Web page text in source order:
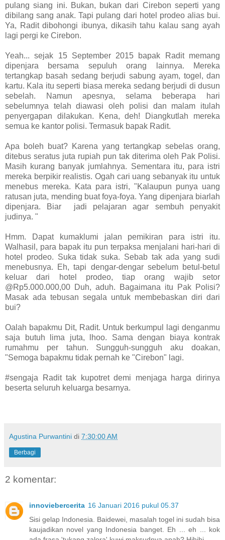
pulang siang ini. Bukan, bukan dari Cirebon seperti yang
dibilang sang anak. Tapi pulang dari hotel prodeo alias bui.
Ya, Radit dibohongi ibunya, dikasih tahu kalau sang ayah
lagi pergi ke Cirebon.
Yeah... sejak 15 September 2015 bapak Radit memang
dipenjara bersama sepuluh orang lainnya. Mereka
tertangkap basah sedang berjudi sabung ayam, togel, dan
kartu. Kala itu seperti biasa mereka sedang berjudi di dusun
sebelah. Namun apesnya, selama beberapa hari
sebelumnya telah diawasi oleh polisi dan malam itulah
penyergapan dilakukan. Kena, deh! Diangkutlah mereka
semua ke kantor polisi. Termasuk bapak Radit.
Apa boleh buat? Karena yang tertangkap sebelas orang,
ditebus seratus juta rupiah pun tak diterima oleh Pak Polisi.
Masih kurang banyak jumlahnya. Sementara itu, para istri
mereka berpikir realistis. Ogah cari uang sebanyak itu untuk
menebus mereka. Kata para istri, "Kalaupun punya uang
ratusan juta, mending buat foya-foya. Yang dipenjara biarlah
dipenjara. Biar jadi pelajaran agar sembuh penyakit
judinya. "
Hmm. Dapat kumaklumi jalan pemikiran para istri itu.
Walhasil, para bapak itu pun terpaksa menjalani hari-hari di
hotel prodeo. Suka tidak suka. Sebab tak ada yang sudi
menebusnya. Eh, tapi dengar-dengar sebelum betul-betul
keluar dari hotel prodeo, tiap orang wajib setor
@Rp5.000.000,00 Duh, aduh. Bagaimana itu Pak Polisi?
Masak ada tebusan segala untuk membebaskan diri dari
bui?
Oalah bapakmu Dit, Radit. Untuk berkumpul lagi denganmu
saja butuh lima juta, lhoo. Sama dengan biaya kontrak
rumahmu per tahun. Sungguh-sungguh aku doakan,
"Semoga bapakmu tidak pernah ke "Cirebon" lagi.
#sengaja Radit tak kupotret demi menjaga harga dirinya
beserta seluruh keluarga besarnya.
Agustina Purwantini di 7:30:00 AM
Berbagi
2 komentar:
innoviebercerita 16 Januari 2016 pukul 05.37
Sisi gelap Indonesia. Baidewei, masalah togel ini sudah bisa
kaujadikan novel yang Indonesia banget. Eh ... eh ... kok